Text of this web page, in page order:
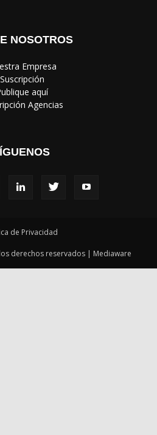
NOSOTROS
Empresa
‎ Suscripción
aquí
Agencias
de Privacidad
derechos reservados | Mediaware